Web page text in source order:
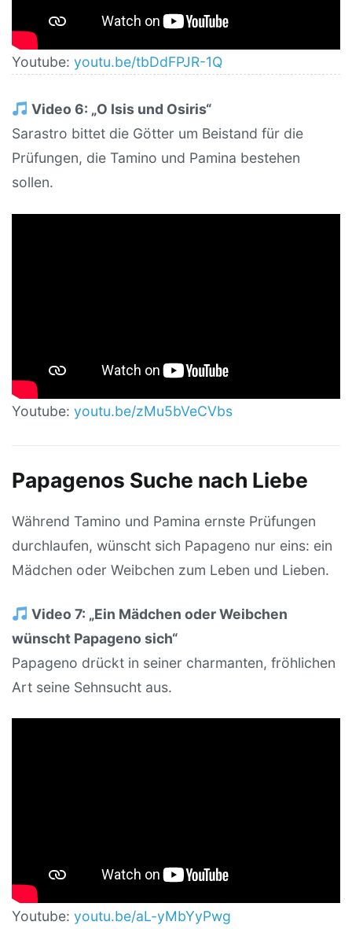
Youtube: youtu.be/tbDdFPJR-1Q
Video 6: „O Isis und Osiris“
Sarastro bittet die Götter um Beistand für die
Prüfungen, die Tamino und Pamina bestehen
sollen.
Youtube: youtu.be/zMu5bVeCVbs
Papagenos Suche nach Liebe
Während Tamino und Pamina ernste Prüfungen
durchlaufen, wünscht sich Papageno nur eins: ein
Mädchen oder Weibchen zum Leben und Lieben.
Video 7: „Ein Mädchen oder Weibchen
wünscht Papageno sich“
Papageno drückt in seiner charmanten, fröhlichen
Art seine Sehnsucht aus.
Youtube: youtu.be/aL-yMbYyPwg